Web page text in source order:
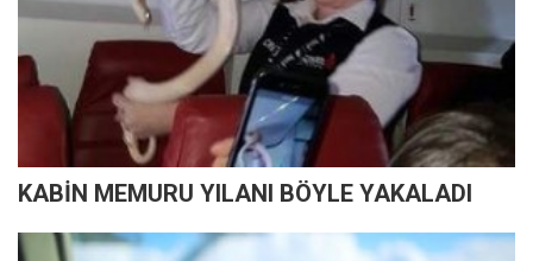
KABİN MEMURU YILANI BÖYLE YAKALADI